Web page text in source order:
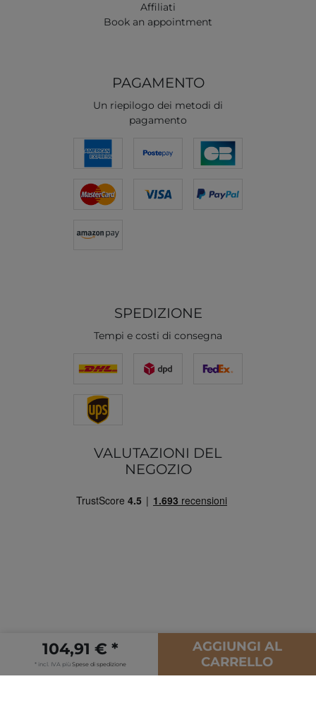
104,91 € *
* incl. IVA piùSpese di spedizione
AGGIUNGI AL
CARRELLO
Affiliati
Book an appointment
PAGAMENTO
Un riepilogo dei metodi di
pagamento
SPEDIZIONE
Tempi e costi di consegna
VALUTAZIONI DEL
NEGOZIO
© Copyright 2026 | Tutti i diritti riservati.